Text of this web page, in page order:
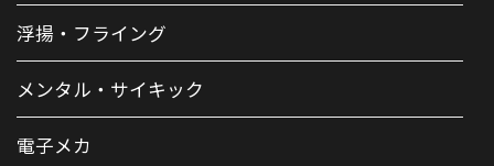
浮揚・フライング
メンタル・サイキック
電子メカ